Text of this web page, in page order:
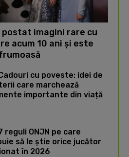
postat imagini rare cu
acum 10 ani și este
cu poveste: idei de
care marchează
importante din viață
reguli ONJN pe care
să le știe orice jucător
în 2026